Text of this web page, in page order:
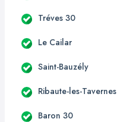
Tréves 30
Le Cailar
Saint-Bauzély
Ribaute-les-Tavernes
Baron 30